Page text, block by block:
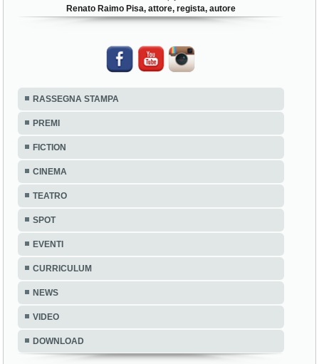
Renato Raimo Pisa, attore, regista, autore
RASSEGNA STAMPA
PREMI
FICTION
CINEMA
TEATRO
SPOT
EVENTI
CURRICULUM
NEWS
VIDEO
DOWNLOAD